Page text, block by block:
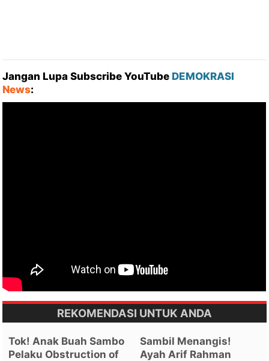
Jangan Lupa Subscribe YouTube DEMOKRASI
News:
REKOMENDASI UNTUK ANDA
Tok! Anak Buah Sambo
Pelaku Obstruction of
Sambil Menangis!
Ayah Arif Rahman